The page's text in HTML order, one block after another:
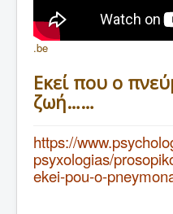
.be
Εκεί που ο
ζωή……
https://
psyxologias/
ekei-pou-o-